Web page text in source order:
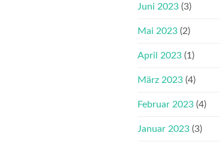
Juni 2023 (3)
Mai 2023 (2)
April 2023 (1)
März 2023 (4)
Februar 2023 (4)
Januar 2023 (3)